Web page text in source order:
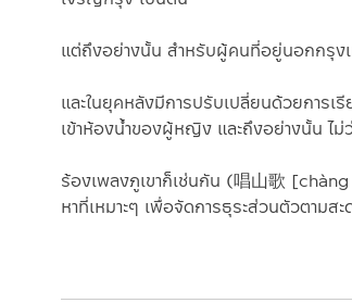
แต่ถึงอย่างนั้น สำหรับผู้คนที่อยู่นอกกรุงเ
และในยุคหลังมีการปรับเปลี่ยนด้วยการเ
เข้าห้องน้ำของผู้หญิง และถึงอย่างนั้น ไม่
ร้องเพลงภูเขาก็เช่นกัน (唱山歌
หาที่เหมาะๆ เพื่อจัดการธุระส่วนตัวตามส